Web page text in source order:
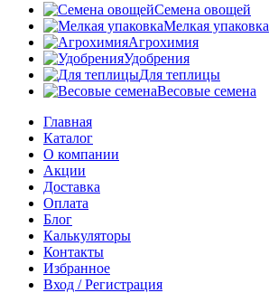
Семена овощей
Мелкая упаковка
Агрохимия
Удобрения
Для теплицы
Весовые семена
Главная
Каталог
О компании
Акции
Доставка
Оплата
Блог
Калькуляторы
Контакты
Избранное
Вход / Регистрация